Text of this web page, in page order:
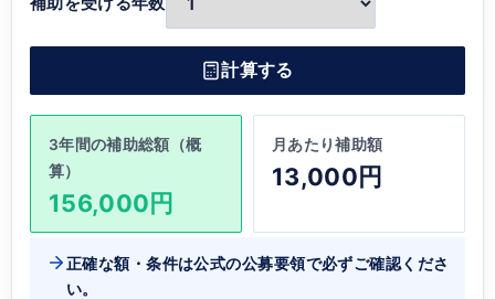
計算する
3年間の補助総額（概
算）
156,000円
月あたり補助額
13,000円
正確な額・条件は公式の公募要領で必ずご確認くださ
い。